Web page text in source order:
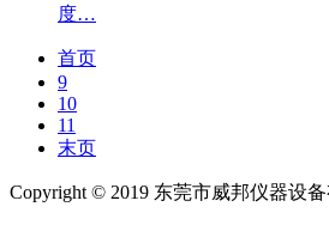
度…
首页
9
10
11
末页
Copyright © 2019 东莞市威邦仪器设备